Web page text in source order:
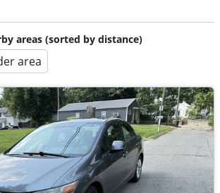
areas (sorted by distance)
area